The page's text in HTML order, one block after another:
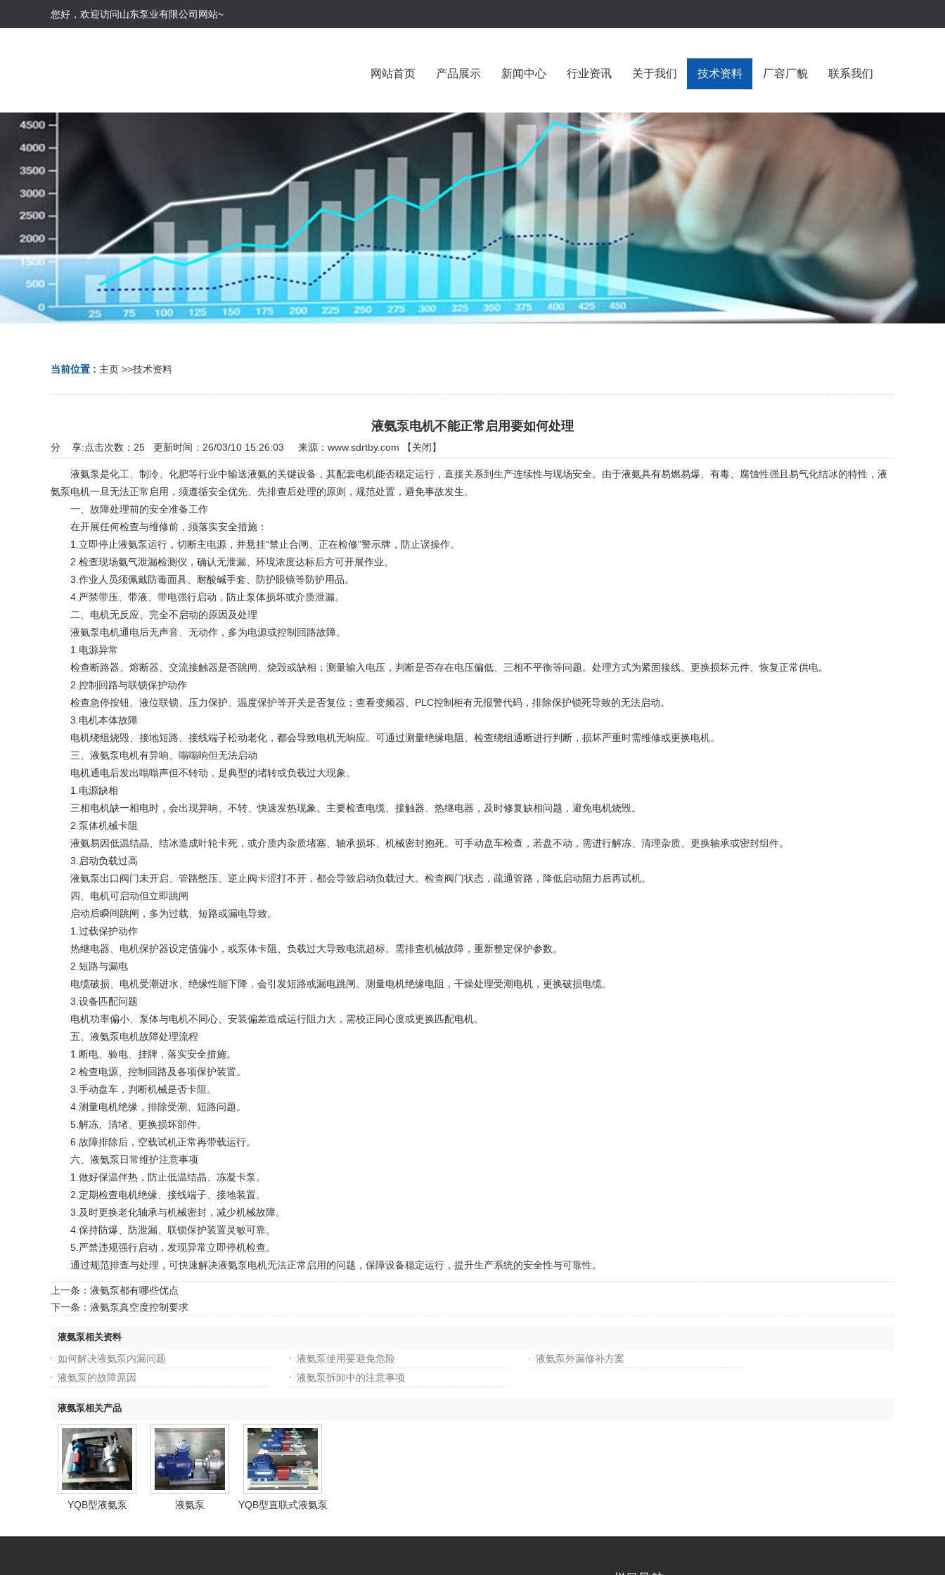
您好，欢迎访问山东泵业有限公司网站~
网站首页 产品展示 新闻中心 行业资讯 关于我们 技术资料 厂容厂貌 联系我们
当前位置 : 主页 >>技术资料
液氨泵电机不能正常启用要如何处理
点击次数： 25 更新时间：26/03/10 15:26:03 来源： www.sdrtby.com 【关闭】
分 享:
液氨泵是化工、制冷、化肥等行业中输送液氨的关键设备，其配套电机能否稳定运行，直接关系到生产连续性与现场安全。由于液氨具有易燃易爆、有毒、腐蚀性强且易气化结冰的特性，液
氨泵电机一旦无法正常启用，须遵循安全优先、先排查后处理的原则，规范处置，避免事故发生。
一、故障处理前的安全准备工作
在开展任何检查与维修前，须落实安全措施：
1.立即停止液氨泵运行，切断主电源，并悬挂“禁止合闸、正在检修”警示牌，防止误操作。
2.检查现场氨气泄漏检测仪，确认无泄漏、环境浓度达标后方可开展作业。
3.作业人员须佩戴防毒面具、耐酸碱手套、防护眼镜等防护用品。
4.严禁带压、带液、带电强行启动，防止泵体损坏或介质泄漏。
二、电机无反应、完全不启动的原因及处理
液氨泵电机通电后无声音、无动作，多为电源或控制回路故障。
1.电源异常
检查断路器、熔断器、交流接触器是否跳闸、烧毁或缺相；测量输入电压，判断是否存在电压偏低、三相不平衡等问题。处理方式为紧固接线、更换损坏元件、恢复正常供电。
2.控制回路与联锁保护动作
检查急停按钮、液位联锁、压力保护、温度保护等开关是否复位；查看变频器、PLC控制柜有无报警代码，排除保护锁死导致的无法启动。
3.电机本体故障
电机绕组烧毁、接地短路、接线端子松动老化，都会导致电机无响应。可通过测量绝缘电阻、检查绕组通断进行判断，损坏严重时需维修或更换电机。
三、液氨泵电机有异响、嗡嗡响但无法启动
电机通电后发出嗡嗡声但不转动，是典型的堵转或负载过大现象。
1.电源缺相
三相电机缺一相电时，会出现异响、不转、快速发热现象。主要检查电缆、接触器、热继电器，及时修复缺相问题，避免电机烧毁。
2.泵体机械卡阻
液氨易因低温结晶、结冰造成叶轮卡死，或介质内杂质堵塞、轴承损坏、机械密封抱死。可手动盘车检查，若盘不动，需进行解冻、清理杂质、更换轴承或密封组件。
3.启动负载过高
液氨泵出口阀门未开启、管路憋压、逆止阀卡涩打不开，都会导致启动负载过大。检查阀门状态，疏通管路，降低启动阻力后再试机。
四、电机可启动但立即跳闸
启动后瞬间跳闸，多为过载、短路或漏电导致。
1.过载保护动作
热继电器、电机保护器设定值偏小，或泵体卡阻、负载过大导致电流超标。需排查机械故障，重新整定保护参数。
2.短路与漏电
电缆破损、电机受潮进水、绝缘性能下降，会引发短路或漏电跳闸。测量电机绝缘电阻，干燥处理受潮电机，更换破损电缆。
3.设备匹配问题
电机功率偏小、泵体与电机不同心、安装偏差造成运行阻力大，需校正同心度或更换匹配电机。
五、液氨泵电机故障处理流程
1.断电、验电、挂牌，落实安全措施。
2.检查电源、控制回路及各项保护装置。
3.手动盘车，判断机械是否卡阻。
4.测量电机绝缘，排除受潮、短路问题。
5.解冻、清堵、更换损坏部件。
6.故障排除后，空载试机正常再带载运行。
六、液氨泵日常维护注意事项
1.做好保温伴热，防止低温结晶、冻凝卡泵。
2.定期检查电机绝缘、接线端子、接地装置。
3.及时更换老化轴承与机械密封，减少机械故障。
4.保持防爆、防泄漏、联锁保护装置灵敏可靠。
5.严禁违规强行启动，发现异常立即停机检查。
通过规范排查与处理，可快速解决液氨泵电机无法正常启用的问题，保障设备稳定运行，提升生产系统的安全性与可靠性。
上一条： 液氨泵都有哪些优点
下一条： 液氨泵真空度控制要求
液氨泵相关资料
如何解决液氨泵内漏问题 液氨泵使用要避免危险
液氨泵外漏修补方案
液氨泵的故障原因
液氨泵拆卸中的注意事项
液氨泵相关产品
YQB型液氨泵 液氨泵 YQB型直联式液氨泵